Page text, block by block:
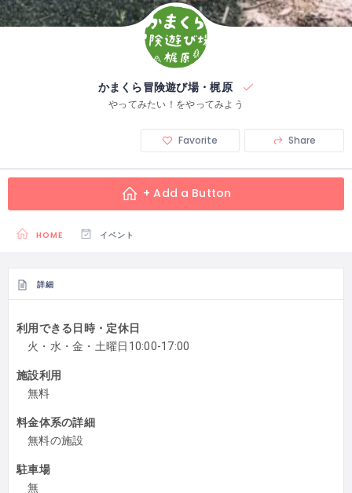
かまくら冒険遊び場・梶原
やってみたい！をやってみよう
Favorite Share
+ Add a Button
HOME イベント
詳細
利用できる日時・定休日
火・水・金・土曜日10:00-17:00
施設利用
無料
料金体系の詳細
無料の施設
駐車場
無